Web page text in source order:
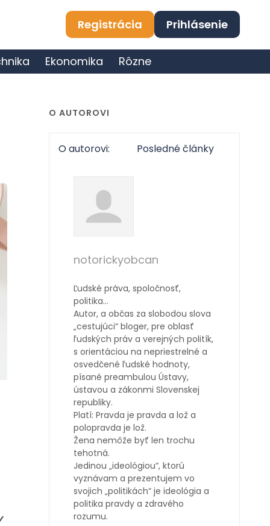
Registrácia Prihlásenie
Ekonomika Rôzne
O AUTOROVI
O autorovi: Posledné články
notorickyobcan
Ľudské práva, spoločnosť,
politika…
Autor, a občas za slobodou slova
„cestujúci“ bloger, pre oblasť
ľudských práv a verejných politík,
s orientáciou na nepriestrelné a
osvedčené ľudské hodnoty,
písané preambulou Ústavy,
ústavou a zákonmi Slovenskej
republiky.
Platí: Pravda je pravda a lož a
polopravda je lož.
Žena nemôže byť len trochu
tehotná.
Jedinou „ideológiou“, ktorú
vyznávam a prezentujem vo
svojich „politikách“ je ideológia a
politika pravdy a zdravého
rozumu.